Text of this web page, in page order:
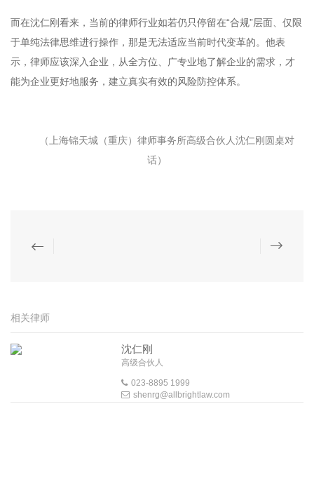
而在沈仁刚看来，当前的律师行业如若仍只停留在“合规”层面、仅限
于单纯法律思维进行操作，那是无法适应当前时代变革的。他表
示，律师应该深入企业，从全方位、广专业地了解企业的需求，才
能为企业更好地服务，建立真实有效的风险防控体系。
（上海锦天城（重庆）律师事务所高级合伙人沈仁刚圆桌对
话）
相关律师
沈仁刚
高级合伙人
023-8895 1999
shenrg@allbrightlaw.com